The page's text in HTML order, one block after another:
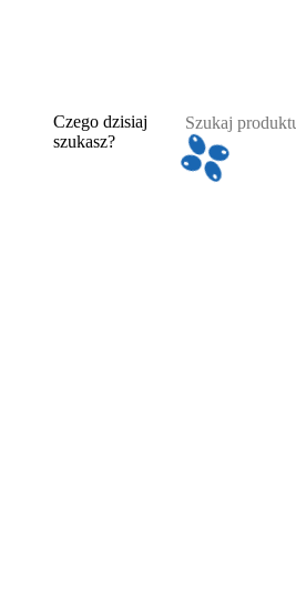
Czego dzisiaj
szukasz?